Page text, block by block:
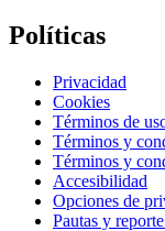
Políticas
Privacidad
Cookies
Términos de
Términos y
Términos y
Accesibilidad
Opciones de
Pautas y